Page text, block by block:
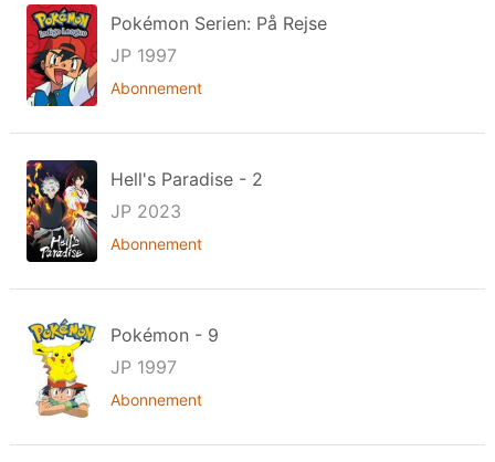
Pokémon Serien: På Rejse
JP 1997
Abonnement
Hell's Paradise - 2
JP 2023
Abonnement
Pokémon - 9
JP 1997
Abonnement